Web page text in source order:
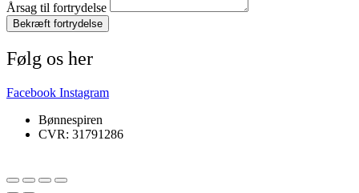
Årsag til fortrydelse
Bekræft fortrydelse
Følg os her
Facebook Instagram
Bønnespiren
CVR: 31791286